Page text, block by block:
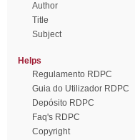
Author
Title
Subject
Helps
Regulamento RDPC
Guia do Utilizador RDPC
Depósito RDPC
Faq's RDPC
Copyright